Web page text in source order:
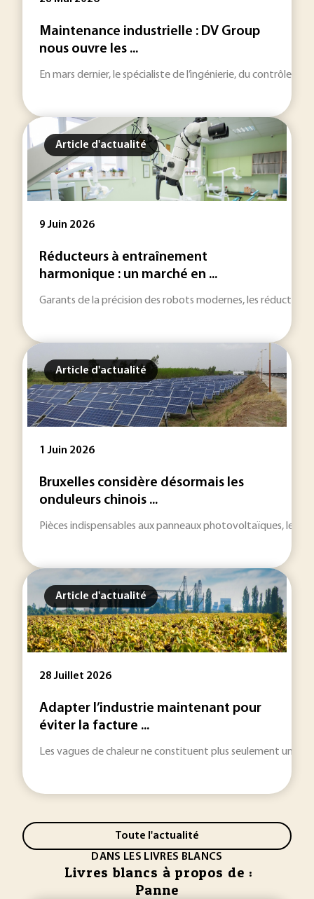
Maintenance industrielle : DV Group
nous ouvre les ...
En mars dernier, le spécialiste de l’ingénierie, du contrôle et
Article d'actualité
9 Juin 2026
Réducteurs à entraînement
harmonique : un marché en ...
Garants de la précision des robots modernes, les
Article d'actualité
1 Juin 2026
Bruxelles considère désormais les
onduleurs chinois ...
Pièces indispensables aux panneaux photovoltaïques, les
Article d'actualité
28 Juillet 2026
Adapter l’industrie maintenant pour
éviter la facture ...
Les vagues de chaleur ne constituent plus seulement une
Toute l'actualité
DANS LES LIVRES BLANCS
Livres blancs à propos de :
Panne